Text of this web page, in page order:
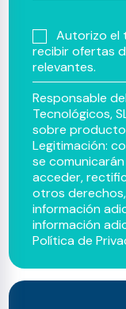
Autorizo el
recibir ofertas
relevantes.
Responsable
Tecnológicos,
sobre
Legitimación:
se
acceder,
otros
información
información
Política de